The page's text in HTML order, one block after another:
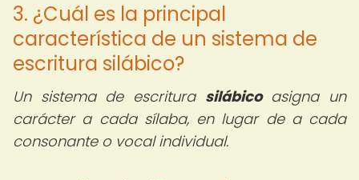
3. ¿Cuál es la principal
característica de un sistema de
escritura silábico?
Un sistema de escritura silábicoasigna un
carácter a cada sílaba, en lugar de a cada
consonante o vocal individual.